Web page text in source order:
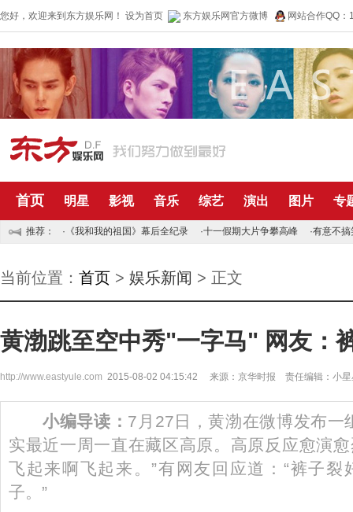
您好，欢迎来到东方娱乐网！ 设为首页 东方娱乐网官方微博 网站合作QQ
首页 明星 影视 音乐 综艺 演出 图片 专
推荐： · 《我和我的祖国》幕后全纪录 ·十一假期大片争攀高峰 ·有意不搞
当前位置： 首页 > 娱乐新闻 > 正文
黄渤跳至空中秀"一字马" 网友：
http://www.eastyule.com 2015-08-02 04:15:42 来源：京华时报 责任编辑：小星
小编导读： 7月27日，黄渤在微博发布一
实最近一周一直在藏区高原。高原反应愈演
飞起来啊飞起来。”有网友回应道：“裤子裂
子。”